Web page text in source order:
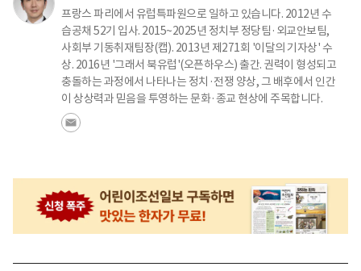
프랑스 파리에서 유럽특파원으로 일하고 있습니다. 2012년 수
습공채 52기 입사. 2015~2025년 정치부 정당팀·외교안보팀,
사회부 기동취재팀장(캡). 2013년 제271회 '이달의 기자상' 수
상. 2016년 '그래서 북유럽'(오픈하우스) 출간. 권력이 형성되고
충돌하는 과정에서 나타나는 정치·전쟁 양상, 그 배후에서 인간
이 상상력과 믿음을 투영하는 문화·종교 현상에 주목합니다.